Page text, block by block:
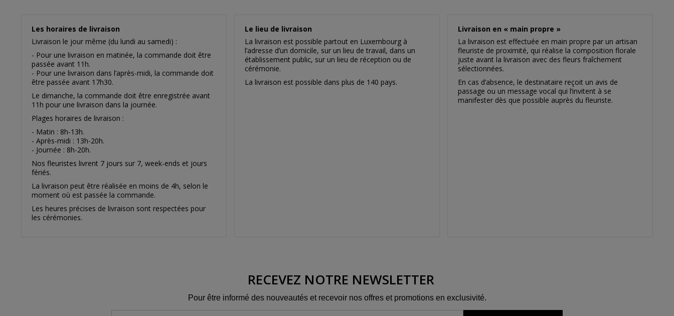
Les horaires de livraison
Livraison le jour même (du lundi au samedi) :
- Pour une livraison en matinée, la commande doit être
passée avant 11h.
- Pour une livraison dans l’après-midi, la commande doit
être passée avant 17h30.
Le dimanche, la commande doit être enregistrée avant
11h pour une livraison dans la journée.
Plages horaires de livraison :
- Matin : 8h-13h.
- Après-midi : 13h-20h.
- Journée : 8h-20h.
Nos fleuristes livrent 7 jours sur 7, week-ends et jours
fériés.
La livraison peut être réalisée en moins de 4h, selon le
moment où est passée la commande.
Les heures précises de livraison sont respectées pour
les cérémonies.
Le lieu de livraison
La livraison est possible partout en Luxembourg à
l’adresse d’un domicile, sur un lieu de travail, dans un
établissement public, sur un lieu de réception ou de
cérémonie.
La livraison est possible dans plus de 140 pays.
Livraison en « main propre »
La livraison est effectuée en main propre par un artisan
fleuriste de proximité, qui réalise la composition florale
juste avant la livraison avec des fleurs fraîchement
sélectionnées.
En cas d’absence, le destinataire reçoit un avis de
passage ou un message vocal qui l’invitent à se
manifester dès que possible auprès du fleuriste.
RECEVEZ NOTRE NEWSLETTER
Pour être informé des nouveautés et recevoir nos offres et promotions en exclusivité.